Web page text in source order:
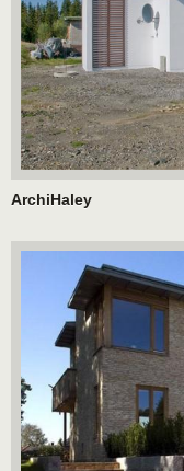
ArchiHaley